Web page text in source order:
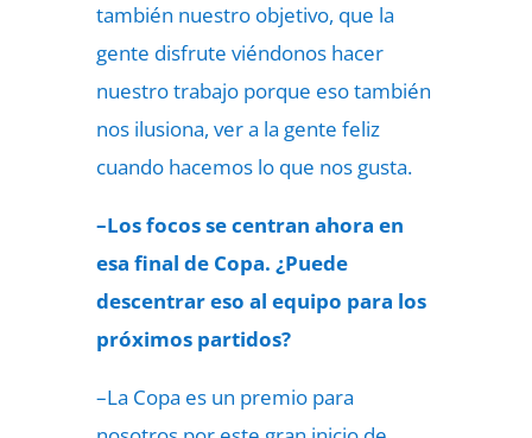
también nuestro objetivo, que la
gente disfrute viéndonos hacer
nuestro trabajo porque eso también
nos ilusiona, ver a la gente feliz
cuando hacemos lo que nos gusta.
–Los focos se centran ahora en
esa final de Copa. ¿Puede
descentrar eso al equipo para los
próximos partidos?
–La Copa es un premio para